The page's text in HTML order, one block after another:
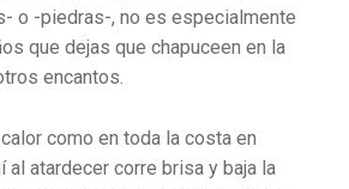
o -piedras-, no es especialmente
que dejas que chapuceen en la
encantos.
como en toda la costa en
al atardecer corre brisa y baja la